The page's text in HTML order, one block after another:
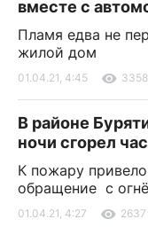
вместе с
Пламя едва не
жилой дом
01.04.21, 4:45 3358
В районе
ночи сгорел
К пожару
обращение с
01.04.21, 4:27 2637